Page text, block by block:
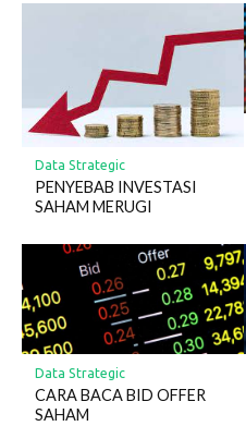
Data Strategic
PENYEBAB INVESTASI
SAHAM MERUGI
Data Strategic
CARA BACA BID OFFER
SAHAM